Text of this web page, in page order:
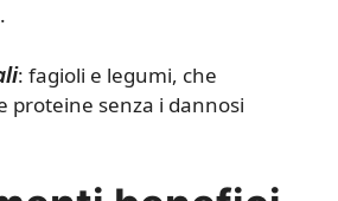
: fagioli e legumi, che
proteine senza i dannosi